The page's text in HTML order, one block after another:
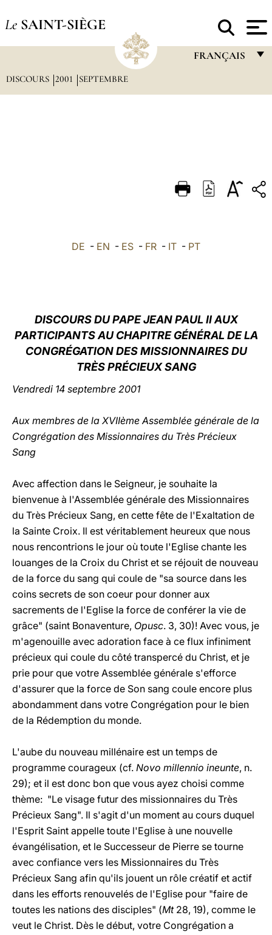
Le SAINT-SIÈGE
FRANÇAIS
DEUTSCH
العربيّة
DISCOURS 2001 SEPTEMBRE
DE - EN - ES - FR - IT - PT
DISCOURS DU PAPE JEAN PAUL II AUX
PARTICIPANTS AU CHAPITRE GÉNÉRAL DE LA
CONGRÉGATION DES MISSIONNAIRES DU
TRÈS PRÉCIEUX SANG
Vendredi 14 septembre 2001
Aux membres de la XVIIème Assemblée générale de la
Congrégation des Missionnaires du Très Précieux
Sang
Avec affection dans le Seigneur, je souhaite la
bienvenue à l'Assemblée générale des Missionnaires
du Très Précieux Sang, en cette fête de l'Exaltation de
la Sainte Croix. Il est véritablement heureux que nous
nous rencontrions le jour où toute l'Eglise chante les
louanges de la Croix du Christ et se réjouit de nouveau
de la force du sang qui coule de "sa source dans les
coins secrets de son coeur pour donner aux
sacrements de l'Eglise la force de conférer la vie de
grâce" (saint Bonaventure, Opusc. 3, 30)! Avec vous, je
m'agenouille avec adoration face à ce flux infiniment
précieux qui coule du côté transpercé du Christ, et je
prie pour que votre Assemblée générale s'efforce
d'assurer que la force de Son sang coule encore plus
abondamment dans votre Congrégation pour le bien
de la Rédemption du monde.
L'aube du nouveau millénaire est un temps de
programme courageux (cf. Novo millennio ineunte, n.
29); et il est donc bon que vous ayez choisi comme
thème: "Le visage futur des missionnaires du Très
Précieux Sang". Il s'agit d'un moment au cours duquel
l'Esprit Saint appelle toute l'Eglise à une nouvelle
évangélisation, et le Successeur de Pierre se tourne
avec confiance vers les Missionnaires du Très
Précieux Sang afin qu'ils jouent un rôle créatif et actif
dans les efforts renouvelés de l'Eglise pour "faire de
toutes les nations des disciples" (Mt28, 19), comme le
veut le Christ. Dès le début, votre Congrégation a